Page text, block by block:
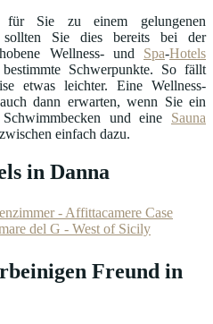
Sie zu einem gelungenen
sollten Sie dies bereits bei der
Wellness- und Spa-Hotels
Schwerpunkte. So fällt
etwas leichter. Eine Wellness-
dann erwarten, wenn Sie ein
und eine Sauna
einfach dazu.
in Danna
- Affittacamere Case
del G - West of Sicily
Freund in